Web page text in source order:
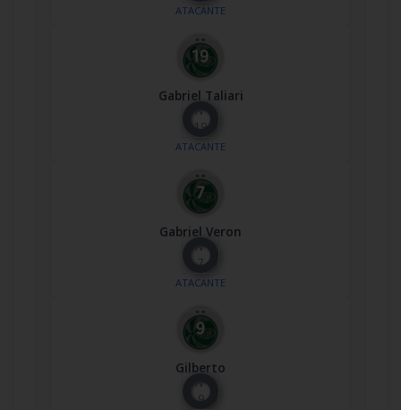
ATACANTE
Gabriel Taliari
Nº
19
ATACANTE
Gabriel Veron
Nº
7
ATACANTE
Gilberto
Nº
9